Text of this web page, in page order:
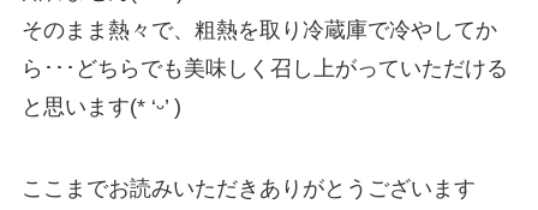
そのまま熱々で、粗熱を取り冷蔵庫で冷やしてか
ら･･･どちらでも美味しく召し上がっていただける
と思います(* ‘ᵕ’ )
ここまでお読みいただきありがとうございます